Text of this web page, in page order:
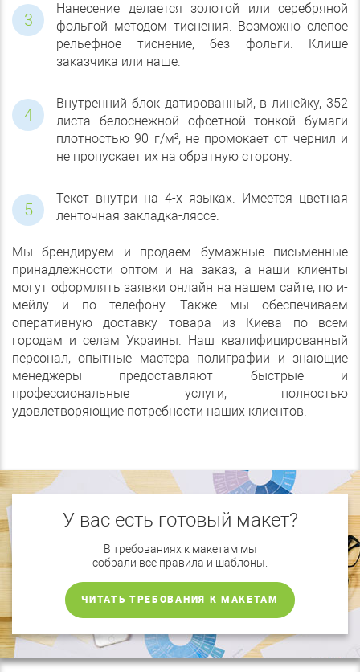
Нанесение делается золотой или серебряной
фольгой методом тиснения. Возможно слепое
рельефное тиснение, без фольги. Клише
заказчика или наше.
Внутренний блок датированный, в линейку, 352
листа белоснежной офсетной тонкой бумаги
плотностью 90 г/м², не промокает от чернил и
не пропускает их на обратную сторону.
Текст внутри на 4-х языках. Имеется цветная
ленточная закладка-ляссе.
Мы брендируем и продаем бумажные письменные
принадлежности оптом и на заказ, а наши клиенты
могут оформлять заявки онлайн на нашем сайте, по и-
мейлу и по телефону. Также мы обеспечиваем
оперативную доставку товара из Киева по всем
городам и селам Украины. Наш квалифицированный
персонал, опытные мастера полиграфии и знающие
менеджеры предоставляют быстрые и
профессиональные услуги, полностью
удовлетворяющие потребности наших клиентов.
У вас есть готовый макет?
В требованиях к макетам мы
собрали все правила и шаблоны.
ЧИТАТЬ ТРЕБОВАНИЯ К МАКЕТАМ